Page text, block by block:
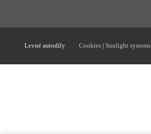
Levné autodíly Cookies | Sunlight systems